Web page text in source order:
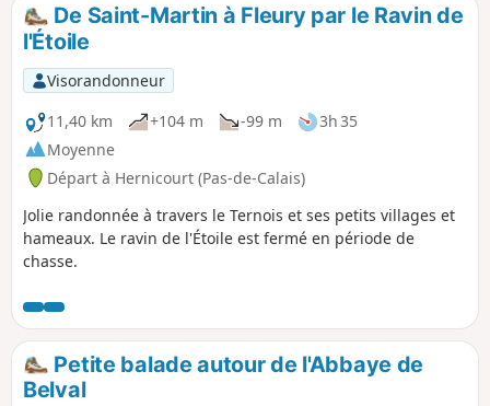
De Saint-Martin à Fleury par le Ravin de
l'Étoile
Visorandonneur
11,40 km
+104 m -99 m
3h 35
Moyenne
Départ à Hernicourt (Pas-de-Calais)
Jolie randonnée à travers le Ternois et ses petits villages et
hameaux. Le ravin de l'Étoile est fermé en période de
chasse.
Petite balade autour de l'Abbaye de
Belval